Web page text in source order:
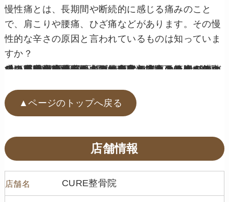
慢性痛とは、長期間や断続的に感じる痛みのこと
で、肩こりや腰痛、ひざ痛などがあります。その慢
性的な辛さの原因と言われているものは知っていま
すか？
その原因とは重心軸が下がることと言われております。重心が下がると、身体を支える為に筋肉が無駄に頑張るのです。まっすぐに立っているほうが、スクワット状態で膝を曲げて立っているより楽ですよね！実は当たり前のようで、真っすぐに身体が伸びている方が少ないのです。猫背などもそうです。丸まって重心が下がることで、首や背中の筋肉を伸びている時より頑張らないと身体を支えることができないのです。曲がっている所は、あちこちにあるので、しっかりと原因をみつけないといけませんので、もし気になった方は是非ご相談下さい。
【姿勢矯正/骨盤矯正/骨格矯正/産後矯正/O脚/猫背/肩こり/腰痛】
▲ページのトップへ戻る
店舗情報
店舗名 CURE整骨院